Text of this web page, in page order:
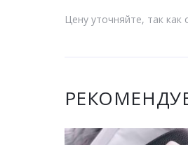
Цену уточняйте, так как